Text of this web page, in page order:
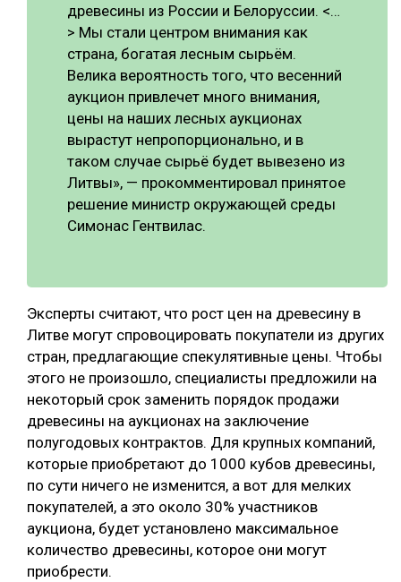
МЕБЕЛЬНОЕ ПРОИЗВОДСТВО
древесины из России и Белоруссии. <…
> Мы стали центром внимания как
страна, богатая лесным сырьём.
Велика вероятность того, что весенний
аукцион привлечет много внимания,
цены на наших лесных аукционах
вырастут непропорционально, и в
таком случае сырьё будет вывезено из
Литвы», — прокомментировал принятое
решение министр окружающей среды
Симонас Гентвилас.
Эксперты считают, что рост цен на древесину в
Литве могут спровоцировать покупатели из других
стран, предлагающие спекулятивные цены. Чтобы
этого не произошло, специалисты предложили на
некоторый срок заменить порядок продажи
древесины на аукционах на заключение
полугодовых контрактов. Для крупных компаний,
которые приобретают до 1000 кубов древесины,
по сути ничего не изменится, а вот для мелких
покупателей, а это около 30% участников
аукциона, будет установлено максимальное
количество древесины, которое они могут
приобрести.